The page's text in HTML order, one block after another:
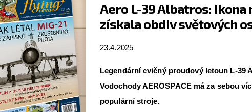
Aero L-39 Albatros:
získala obdiv světových
23.4.2025
Legendární cvičný proudový letoun L-39
Vodochody AEROSPACE má za sebou
populární stroje.